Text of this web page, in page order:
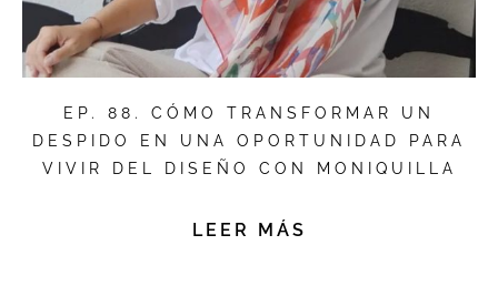
EP. 88. CÓMO TRANSFORMAR UN
DESPIDO EN UNA OPORTUNIDAD PARA
VIVIR DEL DISEÑO CON MONIQUILLA
LEER MÁS